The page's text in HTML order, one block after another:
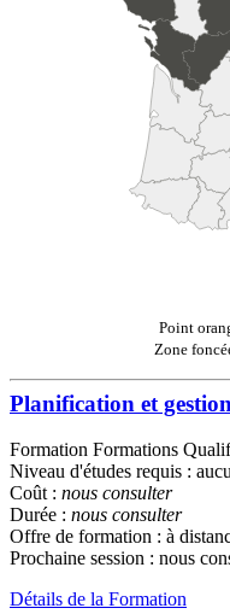
Point
Zone
Planification et
Formation Formations
Niveau d'études requis :
Coût : nous consulter
Durée : nous consulter
Offre de formation : à
Prochaine session : nous
Détails de la Formation